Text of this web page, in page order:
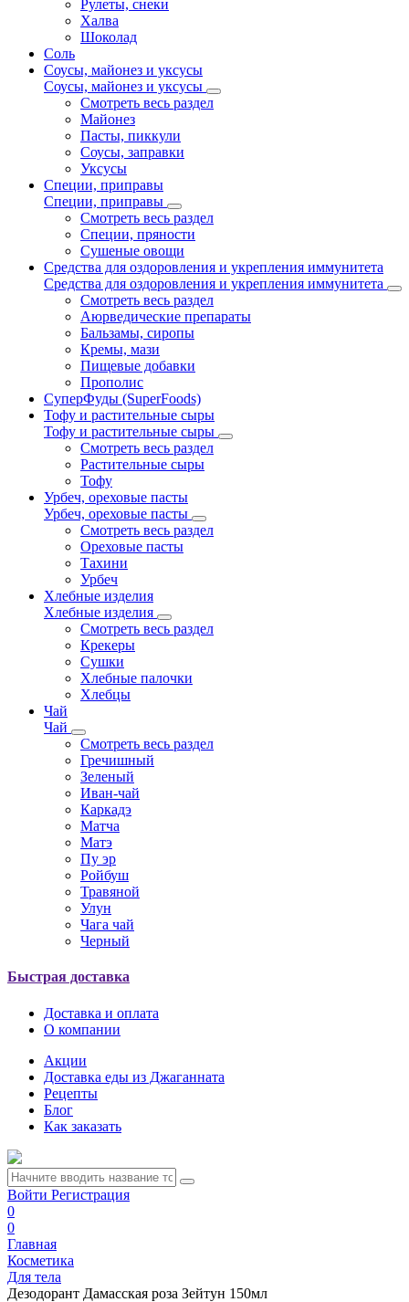
Рулеты, снеки
Халва
Шоколад
Соль
Соусы, майонез и уксусы
Соусы, майонез и уксусы
Смотреть весь раздел
Майонез
Пасты, пиккули
Соусы, заправки
Уксусы
Специи, приправы
Специи, приправы
Смотреть весь раздел
Специи, пряности
Сушеные овощи
Средства для оздоровления и укрепления иммунитета
Средства для оздоровления и укрепления иммунитета
Смотреть весь раздел
Аюрведические препараты
Бальзамы, сиропы
Кремы, мази
Пищевые добавки
Прополис
СуперФуды (SuperFoods)
Тофу и растительные сыры
Тофу и растительные сыры
Смотреть весь раздел
Растительные сыры
Тофу
Урбеч, ореховые пасты
Урбеч, ореховые пасты
Смотреть весь раздел
Ореховые пасты
Тахини
Урбеч
Хлебные изделия
Хлебные изделия
Смотреть весь раздел
Крекеры
Сушки
Хлебные палочки
Хлебцы
Чай
Чай
Смотреть весь раздел
Гречишный
Зеленый
Иван-чай
Каркадэ
Матча
Матэ
Пу эр
Ройбуш
Травяной
Улун
Чага чай
Черный
Быстрая доставка
Доставка и оплата
О компании
Акции
Доставка еды из Джаганната
Рецепты
Блог
Как заказать
Войти Регистрация
0
0
Главная
Косметика
Для тела
Дезодорант Дамасская роза Зейтун 150мл